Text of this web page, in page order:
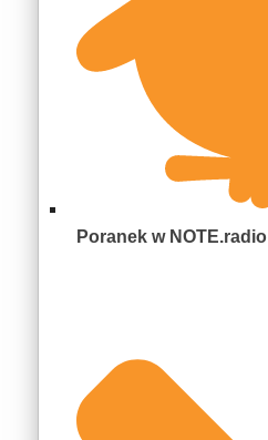
Poranek w NOTE.radio